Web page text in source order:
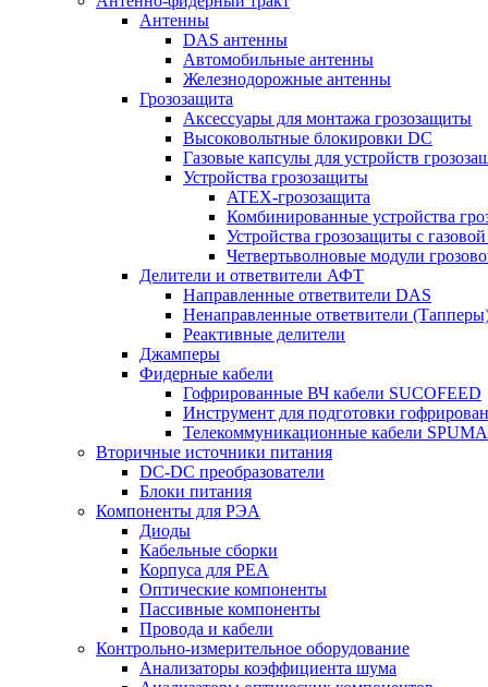
Антенны
DAS антенны
Автомобильные антенны
Железнодорожные антенны
Грозозащита
Аксессуары для монтажа грозозащиты
Высоковольтные блокировки DC
Газовые капсулы для устройств
Устройства грозозащиты
ATEX-грозозащита
Комбинированные устройства
Устройства грозозащиты с
Четвертьволновые модули
Делители и ответвители АФТ
Направленные ответвители DAS
Ненаправленные ответвители
Реактивные делители
Джамперы
Фидерные кабели
Гофрированные ВЧ кабели SUCOFEED
Инструмент для подготовки
Телекоммуникационные кабели SPUMA
Вторичные источники питания
DC-DC преобразователи
Блоки питания
Компоненты для РЭА
Диоды
Кабельные сборки
Корпуса для РЕА
Оптические компоненты
Пассивные компоненты
Провода и кабели
Контрольно-измерительное оборудование
Анализаторы коэффициента шума